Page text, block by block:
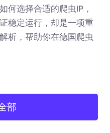
何选择合适的爬虫IP，
稳定运行，却是一项重
析，帮助你在德国爬虫
部